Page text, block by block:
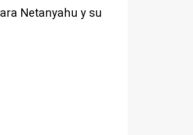
Netanyahu y su